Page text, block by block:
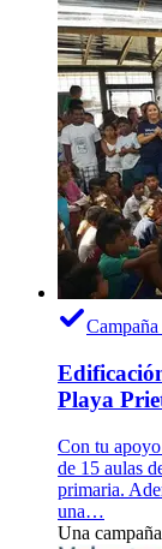
Playa
Con tu
de 15 aulas
primaria.
una…
Una